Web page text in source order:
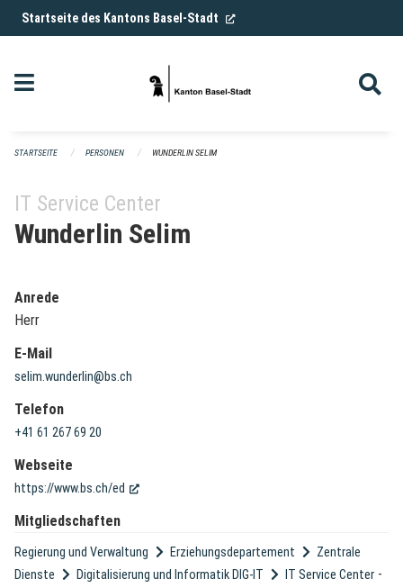
Navigation überspringen
Startseite des Kantons Basel-Stadt (External Link)
STARTSEITE PERSONEN WUNDERLIN SELIM
IT Service Center
Wunderlin Selim
Anrede
Herr
E-Mail
selim.wunderlin@bs.ch
Telefon
+41 61 267 69 20
Webseite
https://www.bs.ch/ed (External Link)
Mitgliedschaften
Regierung und Verwaltung Erziehungsdepartement
Zentrale
Dienste
Digitalisierung und Informatik DIG-IT IT Service Center -